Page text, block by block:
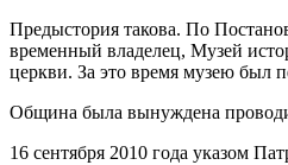
Предыстория такова. По
временный владелец, Музей
церкви. За это время музею был
Община была вынуждена
16 сентября 2010 года указом